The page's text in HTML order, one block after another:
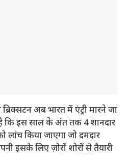
अब भारत में एंट्री मारने जा
कि इस साल के अंत तक 4 शानदार
किया जाएगा जो दमदार
इसके लिए ज़ोरों शोरों से तैयारी